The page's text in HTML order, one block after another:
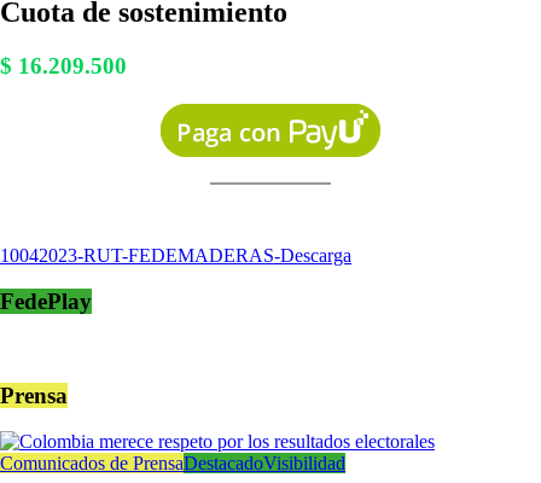
Cuota de sostenimiento
$ 16.209.500
10042023-RUT-FEDEMADERAS-Descarga
FedePlay
Prensa
Comunicados de PrensaDestacadoVisibilidad